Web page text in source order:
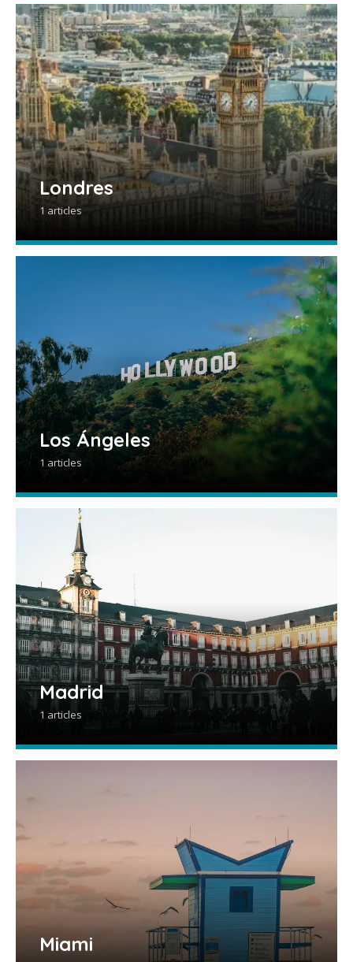
Londres
1 articles
Los Ángeles
1 articles
Madrid
1 articles
Miami